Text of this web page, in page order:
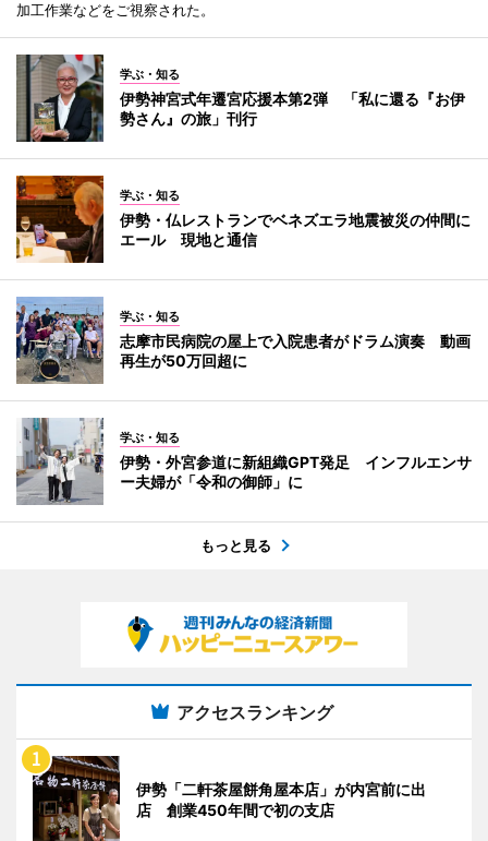
加工作業などをご視察された。
学ぶ・知る
伊勢神宮式年遷宮応援本第2弾 「私に還る『お伊
勢さん』の旅」刊行
学ぶ・知る
伊勢・仏レストランでベネズエラ地震被災の仲間に
エール 現地と通信
学ぶ・知る
志摩市民病院の屋上で入院患者がドラム演奏 動画
再生が50万回超に
学ぶ・知る
伊勢・外宮参道に新組織GPT発足 インフルエンサ
ー夫婦が「令和の御師」に
もっと見る
アクセスランキング
伊勢「二軒茶屋餅角屋本店」が内宮前に出
店 創業450年間で初の支店